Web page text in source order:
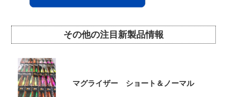
その他の注目新製品情報
マグライザー ショート＆ノーマル